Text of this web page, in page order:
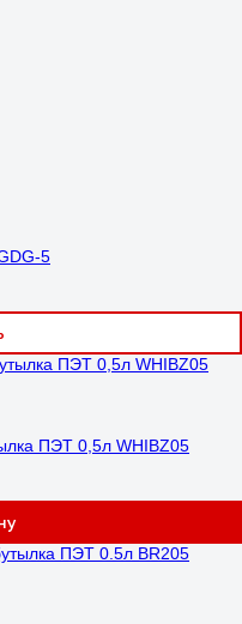
5
ПЭТ 0,5л WHIBZ05